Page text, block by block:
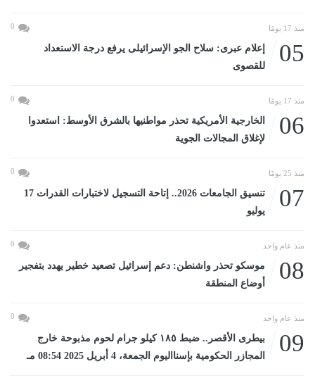
منذ 17 يومًا 0
05
إعلام عبرى: سلاح الجو الإسرائيلى يرفع درجة الاستعداد
للقصوى
منذ 17 يومًا 0
06
الخارجية الأمريكية تحذر مواطنيها بالشرق الأوسط: استعدوا
لإغلاق المجالات الجوية
منذ 25 يومًا 0
07
تنسيق الجامعات 2026.. إتاحة التسجيل لاختبارات القدرات 17
يوليو
منذ عام واحد 0
08
موسكو تحذر واشنطن: دعم إسرائيل تصعيد خطير يهدد بتفجير
أوضاع المنطقة
منذ عام واحد 0
09
بيطرى الأقصر.. ضبط ١٨٥ كيلو جرام لحوم مذبوحة خارج
المجازر الحكومية بإسنااليوم الجمعة، 4 أبريل 2025 08:54 مـ